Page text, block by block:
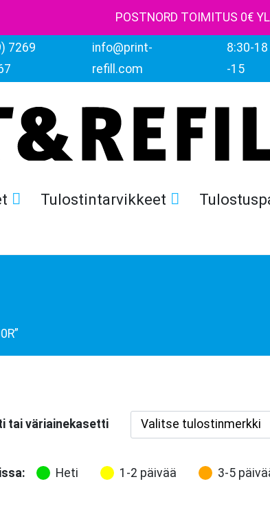
POSTNORD TOIMITUS 0€
7269
info@print-
refill.com
8:30-18
-15
Tulostintarvikkeet
tai väriainekasetti
Heti 1-2 päivää 3-5